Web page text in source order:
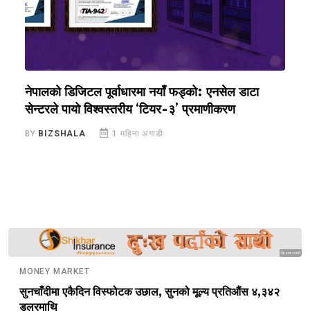
नेपालको डिजिटल पूर्वाधारमा नयाँ फड्को: एनसेल डाटा
सेन्टरले पायो विश्वस्तरीय ‘टियर-३’ प्रमाणीकरण
BY BIZSHALA 1 महिना अगाडी
Sponsored
MONEY MARKET
सुनचाँदीमा एकैदिन विस्फोटक उछाल, सुनको मूल्य प्रतिऔंस ४,३४२
डलरमाथि